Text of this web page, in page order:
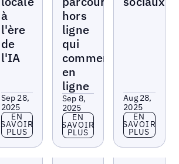
à
l'ère
de
l'IA
Sep 28,
2025
En savoir plus
EN
SAVOIR
PLUS
hors
ligne
qui
commence
en
ligne
Sep 8,
2025
En savoir plus
EN
SAVOIR
PLUS
Aug 28,
2025
En savoir
EN
SAVOIR
PLUS